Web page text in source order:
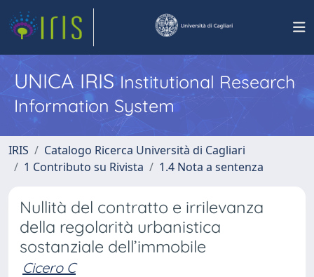
UNICA IRISInstitutional Research
Information System
IRIS
Catalogo Ricerca Università di Cagliari
1 Contributo su Rivista
1.4 Nota a sentenza
Nullità del contratto e irrilevanza
della regolarità urbanistica
sostanziale dell’immobile
Cicero C